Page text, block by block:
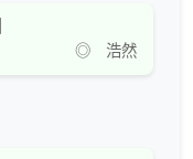
◎ 浩然